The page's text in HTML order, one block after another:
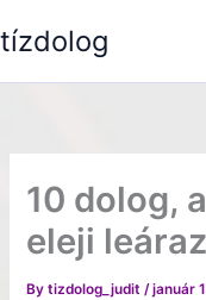
to
tízdolog
10 dolog,
eleji
Bytizdolog_judit/január